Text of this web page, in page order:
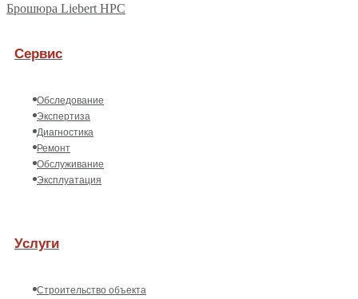
Брошюра Liebert HPC
Сервис
Обследование
Экспертиза
Диагностика
Ремонт
Обслуживание
Эксплуатация
Услуги
Строительство объекта